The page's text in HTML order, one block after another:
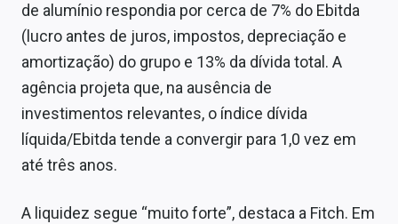
de alumínio respondia por cerca de 7% do Ebitda
(lucro antes de juros, impostos, depreciação e
amortização) do grupo e 13% da dívida total. A
agência projeta que, na ausência de
investimentos relevantes, o índice dívida
líquida/Ebitda tende a convergir para 1,0 vez em
até três anos.
A liquidez segue “muito forte”, destaca a Fitch. Em